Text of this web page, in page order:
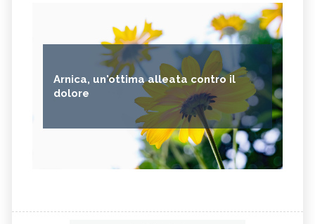
Arnica, un'ottima alleata contro il
dolore